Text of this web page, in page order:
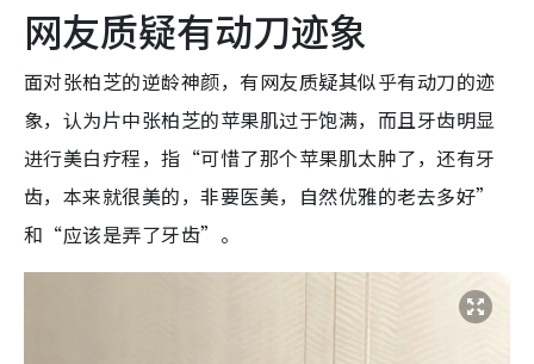
网友质疑有动刀迹象
面对张柏芝的逆龄神颜，有网友质疑其似乎有动刀的迹
象，认为片中张柏芝的苹果肌过于饱满，而且牙齿明显
进行美白疗程，指“可惜了那个苹果肌太肿了，还有牙
齿，本来就很美的，非要医美，自然优雅的老去多好”
和“应该是弄了牙齿”。